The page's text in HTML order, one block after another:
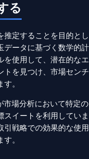
る
推定することを目的とし
データに基づく数学的計
を使用して、潜在的なエ
トを見つけ、市場センチ
。
場分析において特定の
スイートを利用していま
引戦略での効果的な使用
。